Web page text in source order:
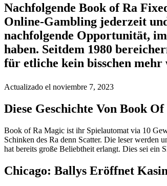
Nachfolgende Book of Ra
Online-Gambling jederzeit
nachfolgende Opportunität,
haben. Seitdem 1980
für etliche kein bisschen mehr
Actualizado el noviembre 7, 2023
Diese Geschichte Von Book Of
Book of Ra Magic ist ihr Spielautomat via 10
Schinken des Ra denn Scatter. Die leser werden
hat bereits große Beliebtheit erlangt. Dies sei ein
Chicago: Ballys Eröffnet